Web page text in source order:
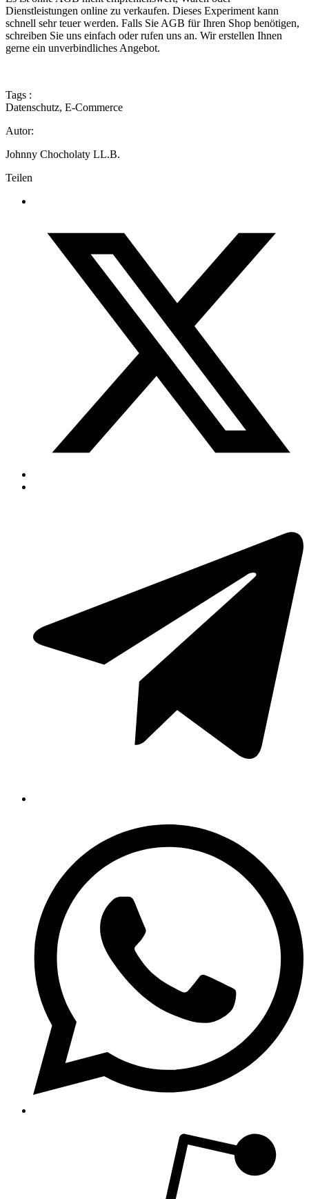
Dienstleistungen online zu verkaufen. Dieses Experiment kann
schnell sehr teuer werden. Falls Sie AGB für Ihren Shop benötigen,
schreiben Sie uns einfach oder rufen uns an. Wir erstellen Ihnen
gerne ein unverbindliches Angebot.
Tags :
Datenschutz, E-Commerce
Autor:
Johnny Chocholaty LL.B.
Teilen